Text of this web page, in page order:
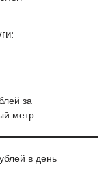
за
метр
в день